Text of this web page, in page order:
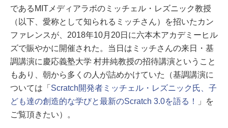
であるMITメディアラボのミッチェル・レズニック教授
（以下、愛称として知られるミッチさん）を招いたカン
ファレンスが、2018年10月20日に六本木アカデミーヒル
ズで賑やかに開催された。当日はミッチさんの来日・基
調講演に慶応義塾大学 村井純教授の招待講演ということ
もあり、朝から多くの人が詰めかけていた（基調講演に
ついては「 Scratch開発者ミッチェル・レズニック氏、子
ども達の創造的な学びと最新のScratch 3.0を語る！
」を
ご覧頂きたい）。